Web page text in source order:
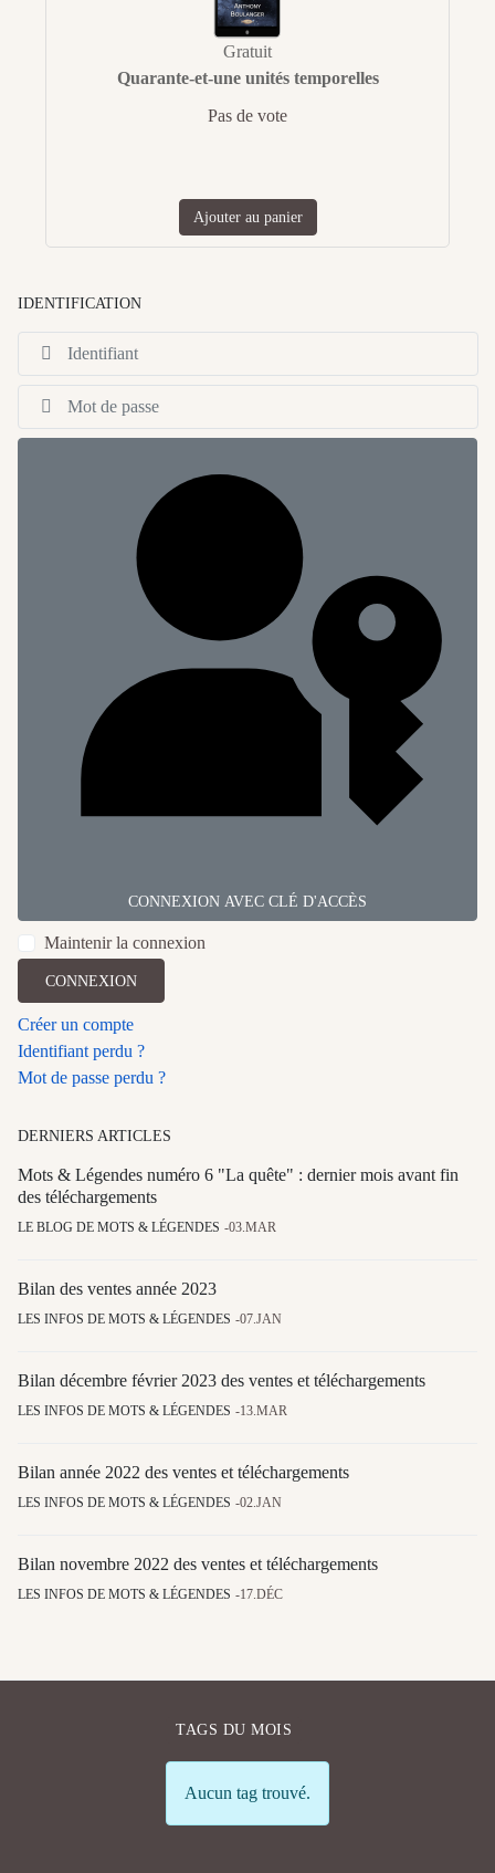
Gratuit
Quarante-et-une unités temporelles
Pas de vote
Ajouter au panier
IDENTIFICATION
CONNEXION AVEC CLÉ D'ACCÈS
Maintenir la connexion
CONNEXION
Créer un compte
Identifiant perdu ?
Mot de passe perdu ?
DERNIERS ARTICLES
Mots & Légendes numéro 6 "La quête" : dernier mois avant fin
des téléchargements
LE BLOG DE MOTS & LÉGENDES 03.MAR
Bilan des ventes année 2023
LES INFOS DE MOTS & LÉGENDES 07.JAN
Bilan décembre février 2023 des ventes et téléchargements
LES INFOS DE MOTS & LÉGENDES 13.MAR
Bilan année 2022 des ventes et téléchargements
LES INFOS DE MOTS & LÉGENDES 02.JAN
Bilan novembre 2022 des ventes et téléchargements
LES INFOS DE MOTS & LÉGENDES 17.DÉC
TAGS DU MOIS
Info
Aucun tag trouvé.